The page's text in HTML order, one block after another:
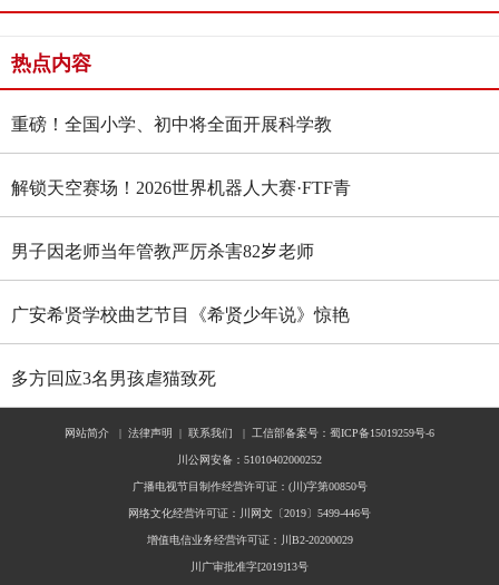
热点内容
重磅！全国小学、初中将全面开展科学教
育“做中学”领航行动
解锁天空赛场！2026世界机器人大赛·FTF青
少年无人机大赛四川选拔赛燃情启幕
男子因老师当年管教严厉杀害82岁老师
广安希贤学校曲艺节目《希贤少年说》惊艳
全国舞台 斩获国家级殊荣
多方回应3名男孩虐猫致死
网站简介 | 法律声明 | 联系我们 | 工信部备案号：蜀ICP备15019259号-6
川公网安备：51010402000252
广播电视节目制作经营许可证：(川)字第00850号
网络文化经营许可证：川网文〔2019〕5499-446号
增值电信业务经营许可证：川B2-20200029
川广审批准字[2019]13号